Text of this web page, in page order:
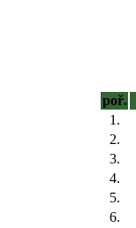
poř.
1.
2.
3.
4.
5.
6.